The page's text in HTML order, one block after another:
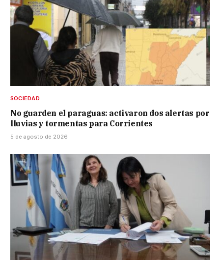
SOCIEDAD
No guarden el paraguas: activaron dos alertas por
lluvias y tormentas para Corrientes
5 de agosto de 2026